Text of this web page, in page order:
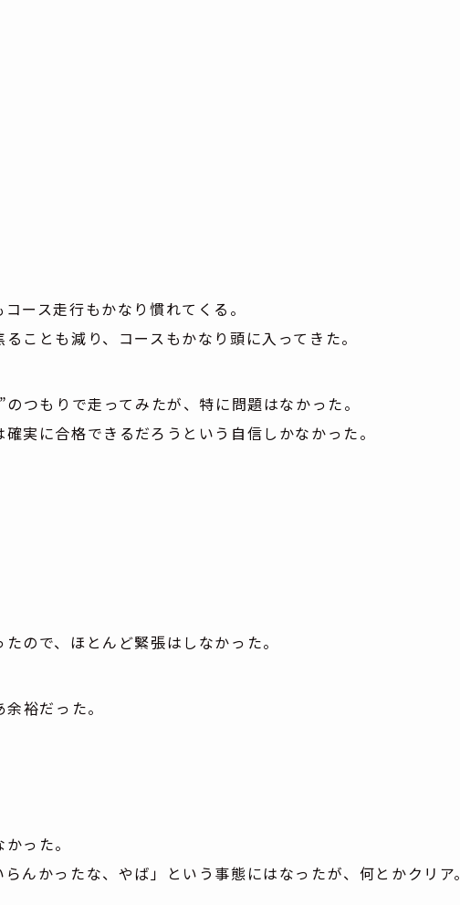
ース走行もかなり慣れてくる。
ことも減り、コースもかなり頭に入ってきた。
つもりで走ってみたが、特に問題はなかった。
実に合格できるだろうという自信しかなかった。
ので、ほとんど緊張はしなかった。
余裕だった。
った。
らんかったな、やば」という事態にはなったが、何とかクリア。